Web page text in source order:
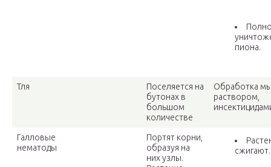
пиона.
Тля
Поселяется на
бутонах в
большом
количестве
Обработка
раствором,
Галловые
нематоды
Портят корни,
образуя на
них узлы.
сжигают.